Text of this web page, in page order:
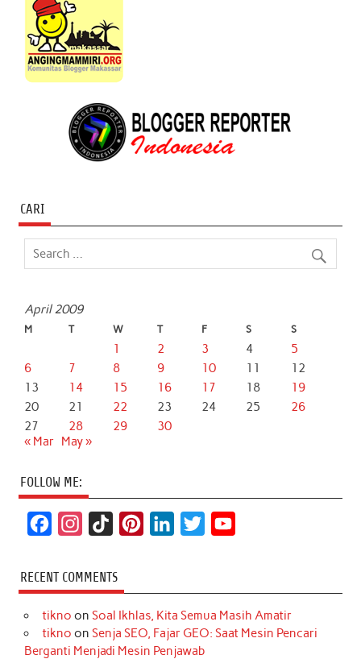
CARI
April 2009
M T W T F S S
1 2 3 4
5
6
7 8 9 10 11
12
13
14 15 16 17 18
19
20
21 22 23 24 25
26
27
28 29
30
« Mar
May »
FOLLOW ME:
c
e
b
s
t
a
k
T
o
k
t
e
r
k
e
d
t
t
T
u
RECENT COMMENTS
tikno on Soal Ikhlas, Kita Semua Masih Amatir
tikno on Senja SEO, Fajar GEO: Saat Mesin Pencari
Berganti Menjadi Mesin Penjawab